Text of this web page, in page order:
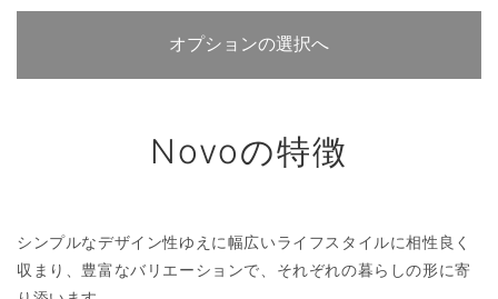
オプションの選択へ
Novoの特徴
シンプルなデザイン性ゆえに幅広いライフスタイルに相性良く
収まり、豊富なバリエーションで、それぞれの暮らしの形に寄